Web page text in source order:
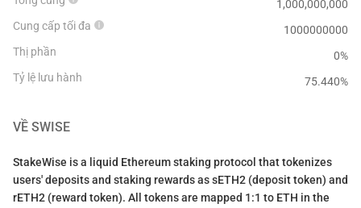
1,000,000,000
Cung cấp tối đa
1000000000
Thị phần
0%
Tỷ lệ lưu hành
75.440%
VỀ SWISE
StakeWise is a liquid Ethereum staking protocol that tokenizes
users' deposits and staking rewards as sETH2 (deposit token) and
rETH2 (reward token). All tokens are mapped 1:1 to ETH in the